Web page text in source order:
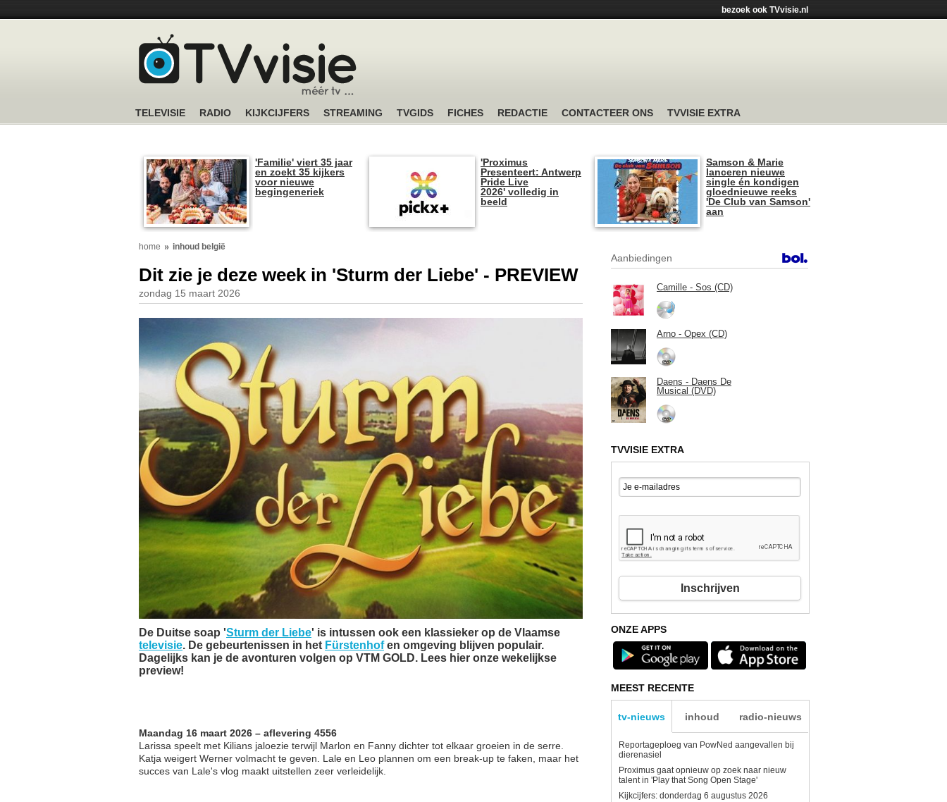
bezoek ook TVvisie.nl
TELEVISIE RADIO KIJKCIJFERS STREAMING TVGIDS FICHES REDACTIE CONTACTEER ONS TVVISIE EXTRA
'Familie' viert 35 jaar
en zoekt 35 kijkers
voor nieuwe
begingeneriek
'Proximus
Presenteert: Antwerp
Pride Live
2026' volledig in
beeld
Samson & Marie
lanceren nieuwe
single én kondigen
gloednieuwe reeks
'De Club van Samson'
aan
home inhoud belgië
Dit zie je deze week in 'Sturm der Liebe' - PREVIEW
zondag 15 maart 2026
De Duitse soap 'Sturm der Liebe' is intussen ook een klassieker op de Vlaamse
televisie. De gebeurtenissen in het Fürstenhofen omgeving blijven populair.
Dagelijks kan je de avonturen volgen op VTM GOLD. Lees hier onze wekelijkse
preview!
Maandag 16 maart 2026 – aflevering 4556
Larissa speelt met Kilians jaloezie terwijl Marlon en Fanny dichter tot elkaar groeien in de serre.
Katja weigert Werner volmacht te geven. Lale en Leo plannen om een break-up te faken, maar het
succes van Lale's vlog maakt uitstellen zeer verleidelijk.
Aanbiedingen
Camille - Sos (CD)
Arno - Opex (CD)
Daens - Daens De
Musical (DVD)
TVVISIE EXTRA
Inschrijven
ONZE APPS
MEEST RECENTE
tv-nieuws inhoud radio-nieuws
Reportageploeg van PowNed aangevallen bij
dierenasiel
Proximus gaat opnieuw op zoek naar nieuw
talent in 'Play that Song Open Stage'
Kijkcijfers: donderdag 6 augustus 2026